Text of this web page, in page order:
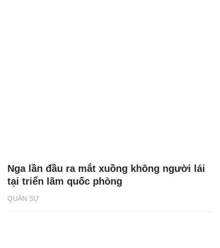
QUÂN SỰ
Nga lần đầu ra mắt xuồng không người lái
tại triển lãm quốc phòng